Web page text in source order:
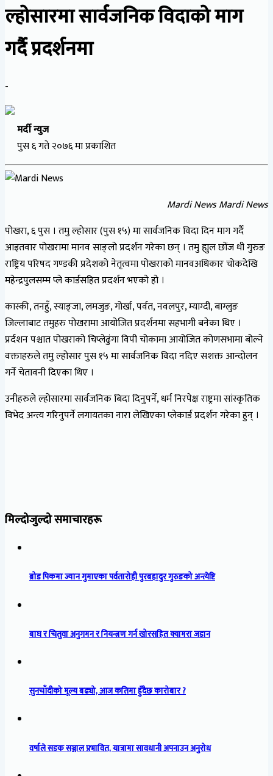
ल्होसारमा सार्वजनिक विदाको माग
गर्दै प्रदर्शनमा
-
मर्दी न्युज
पुस ६ गते २०७६ मा प्रकाशित
Mardi News Mardi News
पोखरा, ६ पुस । तमु ल्होसार (पुस १५) मा सार्वजनिक विदा दिन माग गर्दै
आइतवार पोखरामा मानव साङ्लो प्रदर्शन गरेका छन् । तमु ह्युल छोंज धी गुरुङ
राष्ट्रिय परिषद गण्डकी प्रदेशको नेतृत्वमा पोखराको मानवअधिकार चोकदेखि
महेन्द्रपुलसम्म प्ले कार्डसहित प्रदर्शन भएको हो ।
कास्की, तनहुँ, स्याङ्जा, लमजुङ, गोर्खा, पर्वत, नवलपुर, म्याग्दी, बाग्लुङ
जिल्लाबाट तमुहरु पोखरामा आयोजित प्रदर्शनमा सहभागी बनेका थिए ।
प्रर्दशन पश्चात पोखराको चिप्लेढुंगा विपी चोकामा आयोजित कोणसभामा बोल्ने
वक्ताहरुले तमु ल्होसार पुस १५ मा सार्वजनिक विदा नदिए सशक्त आन्दोलन
गर्ने चेतावनी दिएका थिए ।
उनीहरुले ल्होसारमा सार्वजनिक बिदा दिनुपर्ने, धर्म निरपेक्ष राष्ट्रमा सांस्कृतिक
विभेद अन्त्य गरिनुपर्ने लगायतका नारा लेखिएका प्लेकार्ड प्रदर्शन गरेका हुन् ।
मिल्दोजुल्दो समाचारहरू
ब्रोड पिकमा ज्यान गुमाएका पर्वतारोही पुरबहादुर गुरुङको अन्त्येष्टि
बाघ र चितुवा अनुगमन र नियन्त्रण गर्न खोरसहित क्यामरा जडान
सुनचाँदीको मूल्य बढ्यो, आज कतिमा हुँदैछ कारोबार ?
वर्षाले सडक सञ्जाल प्रभावित, यात्रामा सावधानी अपनाउन अनुरोध